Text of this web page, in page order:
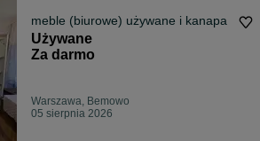
meble (biurowe) używane i kanapa
Używane
Za darmo
Warszawa, Bemowo
05 sierpnia 2026